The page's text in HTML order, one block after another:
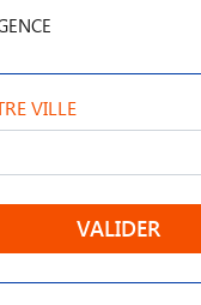
VILLE
VALIDER